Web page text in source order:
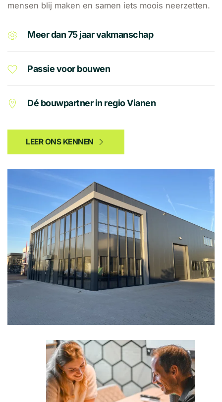
mensen blij maken en samen iets moois neerzetten.
Meer dan 75 jaar vakmanschap
Passie voor bouwen
Dé bouwpartner in regio Vianen
LEER ONS KENNEN